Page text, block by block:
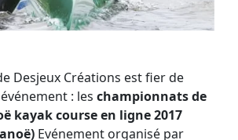
Desjeux Créations est fier de
: les championnats de
kayak course en ligne 2017
Evénement organisé par